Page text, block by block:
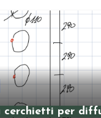
cerchietti per